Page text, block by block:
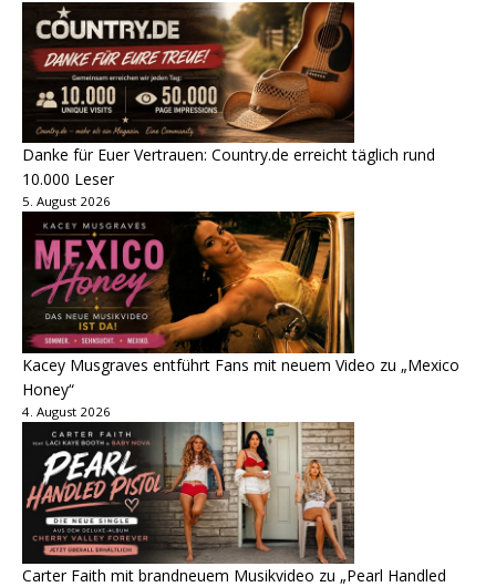
Danke für Euer Vertrauen: Country.de erreicht täglich rund
10.000 Leser
5. August 2026
Kacey Musgraves entführt Fans mit neuem Video zu „Mexico
Honey“
4. August 2026
Carter Faith mit brandneuem Musikvideo zu „Pearl Handled